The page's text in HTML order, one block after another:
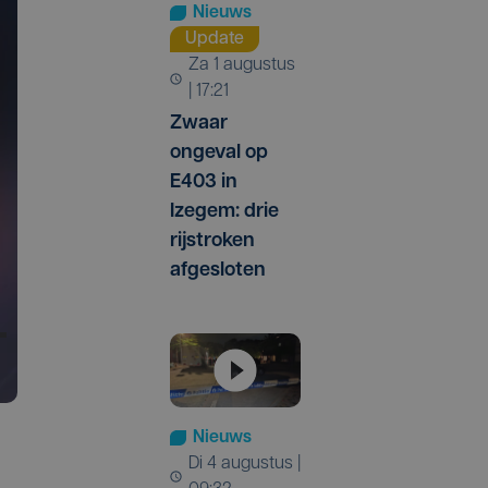
Nieuws
Update
za 1 augustus
| 17:21
Zwaar
ongeval op
E403 in
Izegem: drie
rijstroken
afgesloten
Nieuws
di 4 augustus |